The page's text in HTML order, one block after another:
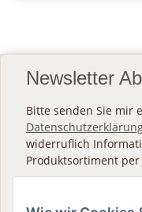
Newsletter
Bitte senden Sie mir
widerruflich
Produktsortiment per